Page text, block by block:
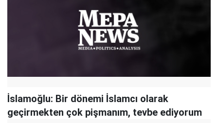
İslamoğlu: Bir dönemi İslamcı olarak
geçirmekten çok pişmanım, tevbe ediyorum